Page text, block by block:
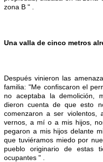
zona B " .
Una valla de cinco metros
Después vinieron las
familia: "Me confiscaron el
no aceptaba la demolición,
dieron cuenta de que esto
comenzaron a ser violentos,
vernos, a mí o a mis hijos,
pegaron a mis hijos delante
que tuviéramos miedo por
pueblo originario de estas
ocupantes " .